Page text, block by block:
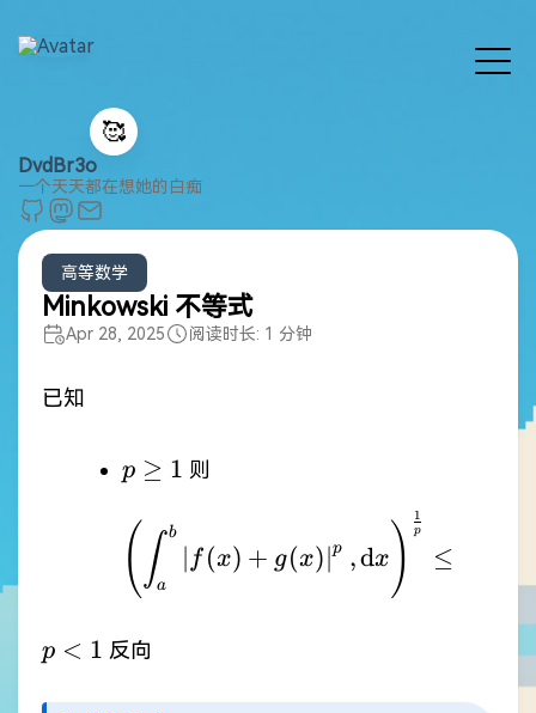
🥰
DvdBr3o
一个天天都在想她的白痴
高等数学
Minkowski 不等式
Apr 28, 2025 阅读时长: 1 分钟
已知
p\geq1
p ≥ 1 则
\left(\int_{a}^{b}
( ∫a
b
∣ f (x) + g(x)∣p ,dx ) p
1
≤
p<1
p < 1 反向